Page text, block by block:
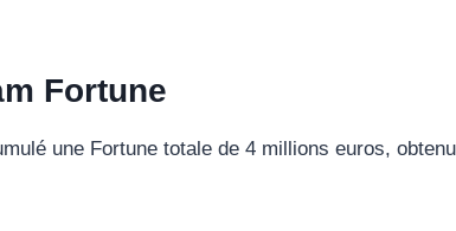
Fortune
une Fortune totale de 4 millions euros,